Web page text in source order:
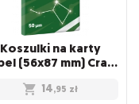
Koszulki na karty
Rebel (56x87 mm) Crater Light, 100 sztuk
14,95 zł